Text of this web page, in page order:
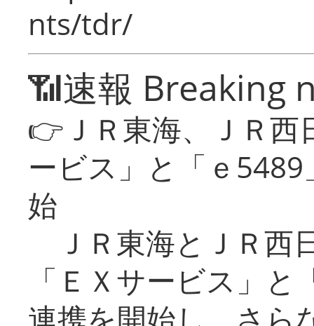
nts/tdr/
📶速報 Breaking
👉ＪＲ東海、ＪＲ
ービス」と「ｅ
始
ＪＲ東海とＪＲ西
「ＥＸサービス」